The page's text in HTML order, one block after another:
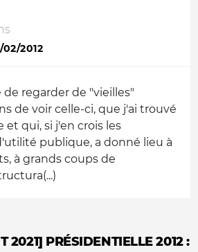
02/2012
regarder de "vieilles"
de voir celle-ci, que j'ai trouvé
et qui, si j'en crois les
publique, a donné lieu à
à grands coups de
2021] PRÉSIDENTIELLE 2012 :